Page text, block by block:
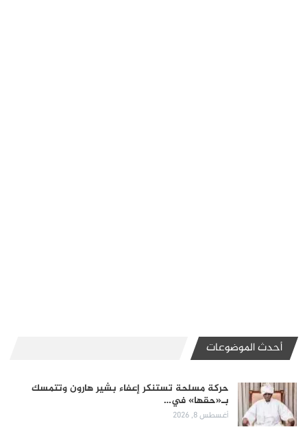
أحدث الموضوعات
حركة مسلحة تستنكر إعفاء بشير هارون وتتمسك
بـ«حقها» في…
أغسطس 8, 2026